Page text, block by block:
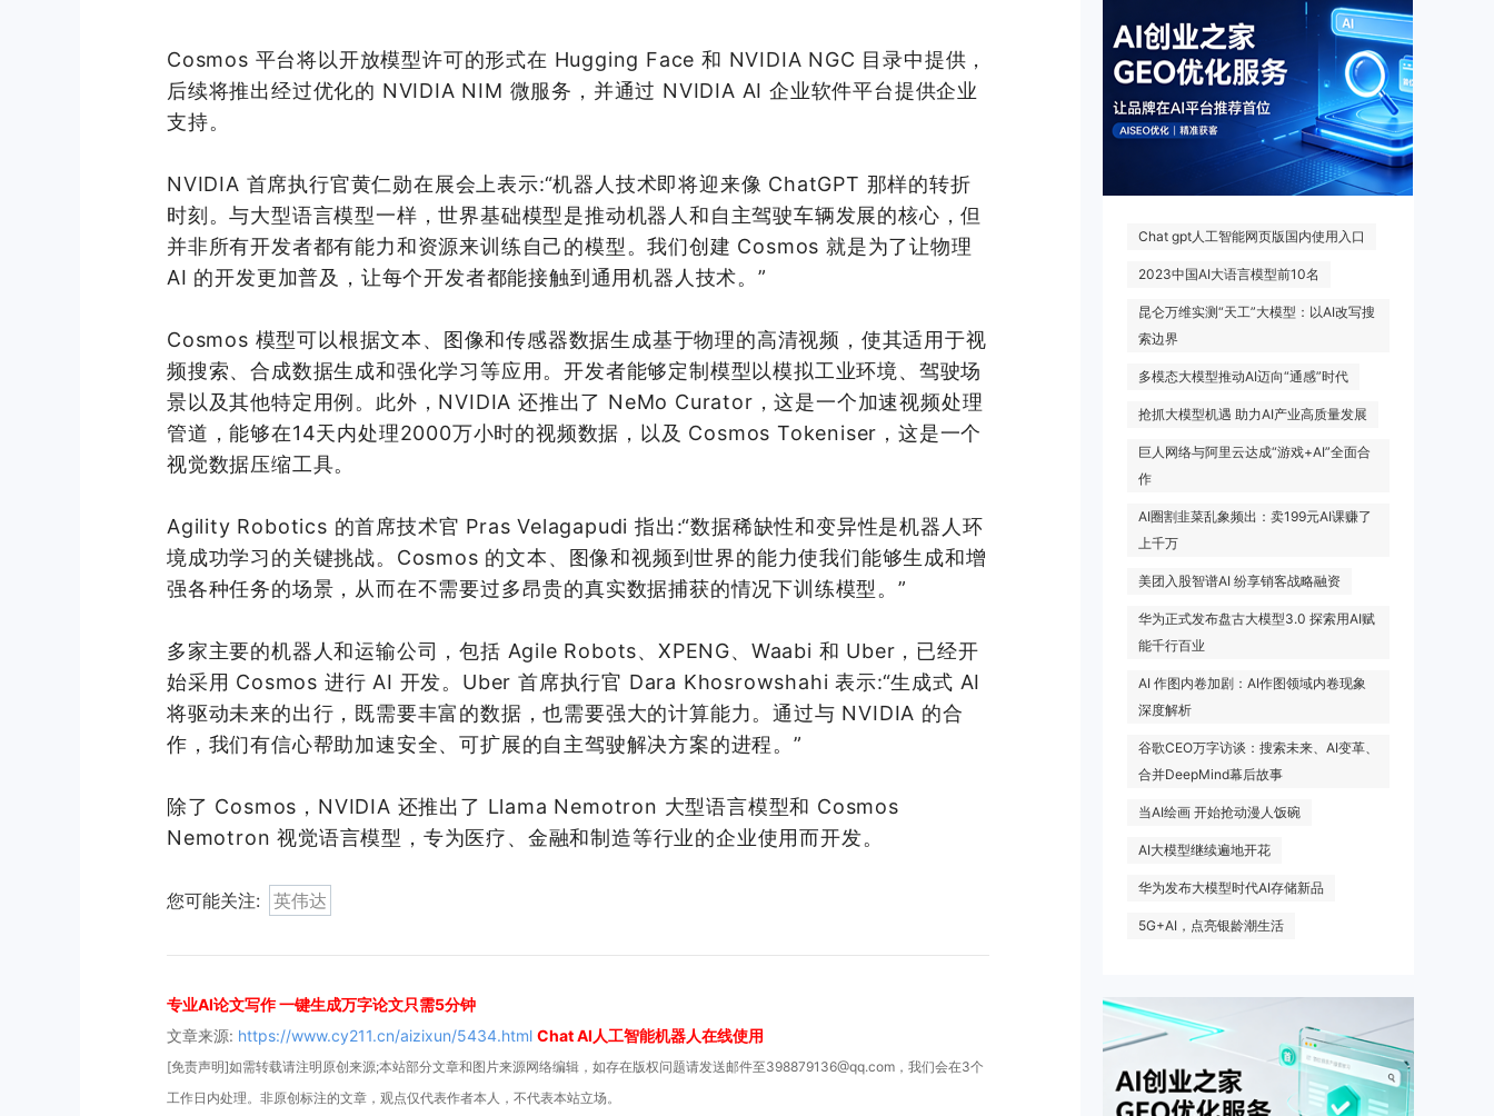
Chat gpt人工智能网页版国内使用入口
2023中国AI大语言模型前10名
昆仑万维实测“天工”大模型：以AI改写搜
索边界
多模态大模型推动AI迈向“通感”时代
抢抓大模型机遇 助力AI产业高质量发展
巨人网络与阿里云达成“游戏+AI”全面合
作
AI圈割韭菜乱象频出：卖199元AI课赚了
上千万
美团入股智谱AI 纷享销客战略融资
华为正式发布盘古大模型3.0 探索用AI赋
能千行百业
AI 作图内卷加剧：AI作图领域内卷现象
深度解析
谷歌CEO万字访谈：搜索未来、AI变革、
合并DeepMind幕后故事
当AI绘画 开始抢动漫人饭碗
AI大模型继续遍地开花
华为发布大模型时代AI存储新品
5G+AI，点亮银龄潮生活
Cosmos 平台将以开放模型许可的形式在 Hugging Face 和 NVIDIA NGC 目录中提供，
后续将推出经过优化的 NVIDIA NIM 微服务，并通过 NVIDIA AI 企业软件平台提供企业
支持。
NVIDIA 首席执行官黄仁勋在展会上表示:“机器人技术即将迎来像 ChatGPT 那样的转折
时刻。与大型语言模型一样，世界基础模型是推动机器人和自主驾驶车辆发展的核心，但
并非所有开发者都有能力和资源来训练自己的模型。我们创建 Cosmos 就是为了让物理
AI 的开发更加普及，让每个开发者都能接触到通用机器人技术。”
Cosmos 模型可以根据文本、图像和传感器数据生成基于物理的高清视频，使其适用于视
频搜索、合成数据生成和强化学习等应用。开发者能够定制模型以模拟工业环境、驾驶场
景以及其他特定用例。此外，NVIDIA 还推出了 NeMo Curator，这是一个加速视频处理
管道，能够在14天内处理2000万小时的视频数据，以及 Cosmos Tokeniser，这是一个
视觉数据压缩工具。
Agility Robotics 的首席技术官 Pras Velagapudi 指出:“数据稀缺性和变异性是机器人环
境成功学习的关键挑战。Cosmos 的文本、图像和视频到世界的能力使我们能够生成和增
强各种任务的场景，从而在不需要过多昂贵的真实数据捕获的情况下训练模型。”
多家主要的机器人和运输公司，包括 Agile Robots、XPENG、Waabi 和 Uber，已经开
始采用 Cosmos 进行 AI 开发。Uber 首席执行官 Dara Khosrowshahi 表示:“生成式 AI
将驱动未来的出行，既需要丰富的数据，也需要强大的计算能力。通过与 NVIDIA 的合
作，我们有信心帮助加速安全、可扩展的自主驾驶解决方案的进程。”
除了 Cosmos，NVIDIA 还推出了 Llama Nemotron 大型语言模型和 Cosmos
Nemotron 视觉语言模型，专为医疗、金融和制造等行业的企业使用而开发。
您可能关注: 英伟达
专业AI论文写作 一键生成万字论文只需5分钟
文章来源: https://www.cy211.cn/aizixun/5434.html Chat AI人工智能机器人在线使用
[免责声明]如需转载请注明原创来源;本站部分文章和图片来源网络编辑，如存在版权问题请发送邮件至398879136@qq.com，我们会在3个
工作日内处理。非原创标注的文章，观点仅代表作者本人，不代表本站立场。